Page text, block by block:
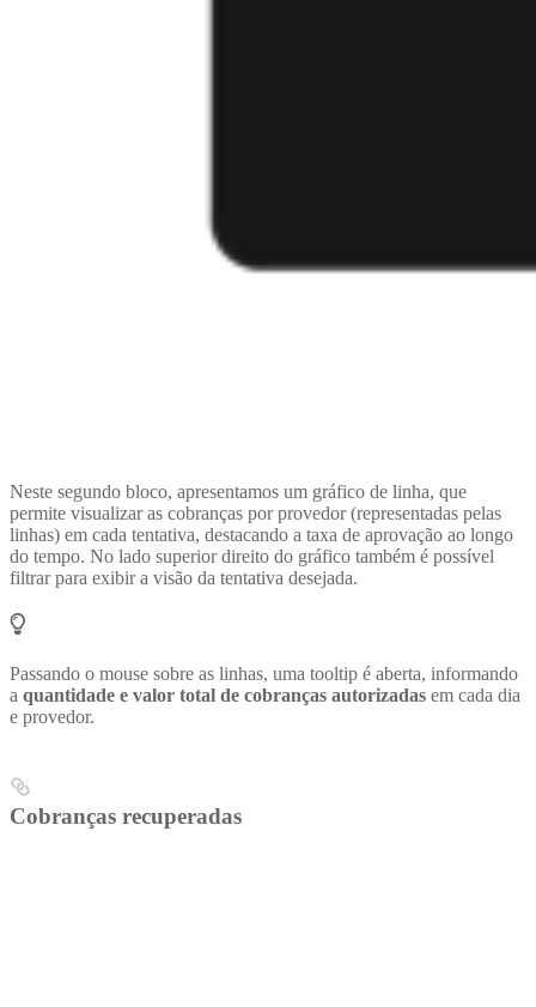
Neste segundo bloco, apresentamos um gráfico de linha, que
permite visualizar as cobranças por provedor (representadas pelas
linhas) em cada tentativa, destacando a taxa de aprovação ao longo
do tempo. No lado superior direito do gráfico também é possível
filtrar para exibir a visão da tentativa desejada.
Passando o mouse sobre as linhas, uma tooltip é aberta, informando
a quantidade e valor total de cobranças autorizadas em cada dia
e provedor.
Cobranças recuperadas